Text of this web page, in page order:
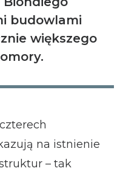
budowlami
większego
na istnienie
– tak